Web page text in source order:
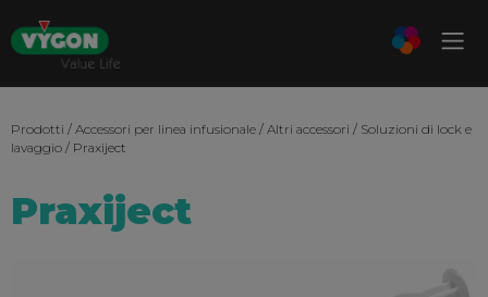
Prodotti / Accessori per linea infusionale / Altri accessori / Soluzioni di lock e
lavaggio / Praxiject
Praxiject